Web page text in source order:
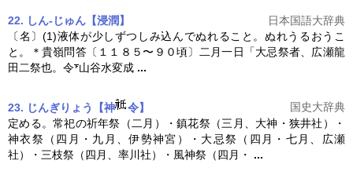
22. しん‐じゅん【浸潤】
日本国語大辞典
〔名〕(1)液体が少しずつしみ込んでぬれること。ぬれうるおうこ
と。＊貴嶺問答〔１１８５〜９０頃〕二月一日「大忌祭者、広瀬龍
田二祭也。令 山谷水変成 ...
23. じんぎりょう【神 令】
国史大辞典
定める。常祀の祈年祭（二月）・鎮花祭（三月、大神・狭井社）・
神衣祭（四月・九月、伊勢神宮）・ 大忌祭 （四月・七月、広瀬
社）・三枝祭（四月、率川社）・風神祭（四月・ ...